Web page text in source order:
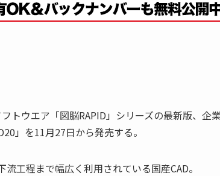
トウエア「図脳RAPID」シリーズの最新版、企
」を11月27日から発売する。
工程まで幅広く利用されている国産CAD。